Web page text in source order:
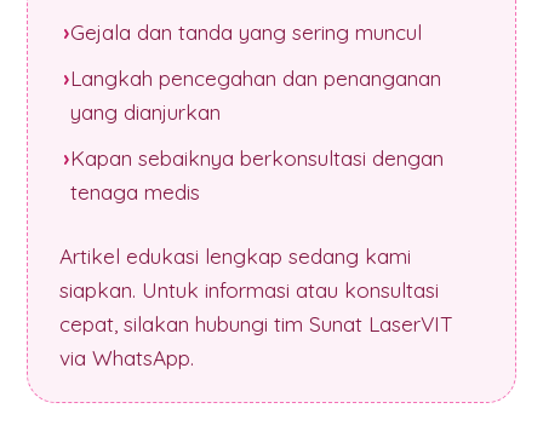
Gejala dan tanda yang sering muncul
Langkah pencegahan dan penanganan
yang dianjurkan
Kapan sebaiknya berkonsultasi dengan
tenaga medis
Artikel edukasi lengkap sedang kami
siapkan. Untuk informasi atau konsultasi
cepat, silakan hubungi tim Sunat LaserVIT
via WhatsApp.